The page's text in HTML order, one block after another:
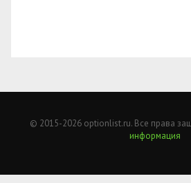
© 2015-2026 optionlist.ru. Все права
информация